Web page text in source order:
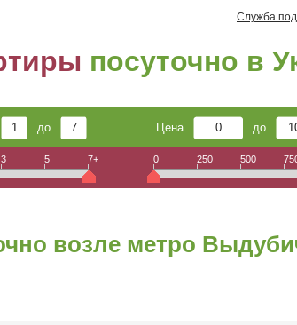
Служба
посуточно в
до Цена до
3 5 7+ 0 250 500
возле метро